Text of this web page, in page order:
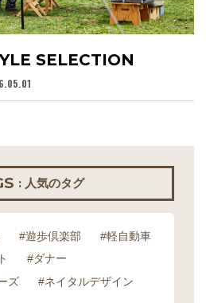
SELECTION
: 人気のタグ
#遊歩倶楽部
#軽自動車
#ダナー
ズ
#ネイタルデザイン